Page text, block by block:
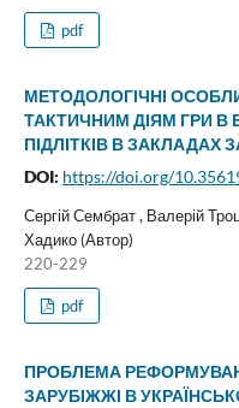
pdf
МЕТОДОЛОГІЧНІ
ТАКТИЧНИМ ДІЯМ ГРИ
ПІДЛІТКІВ В ЗАКЛАДАХ
DOI: https://doi.org/
Сергій Сембрат , Валерій
Хадико (Автор)
220-229
pdf
ПРОБЛЕМА
ЗАРУБІЖЖІ В